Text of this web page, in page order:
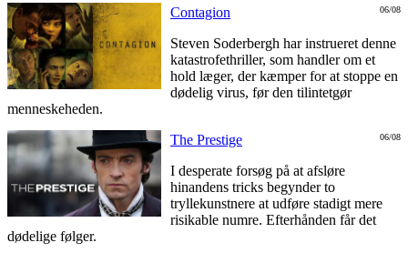
06/08
Contagion
Steven Soderbergh har instrueret denne
katastrofethriller, som handler om et
hold læger, der kæmper for at stoppe en
dødelig virus, før den tilintetgør
menneskeheden.
06/08
The Prestige
I desperate forsøg på at afsløre
hinandens tricks begynder to
tryllekunstnere at udføre stadigt mere
risikable numre. Efterhånden får det
dødelige følger.